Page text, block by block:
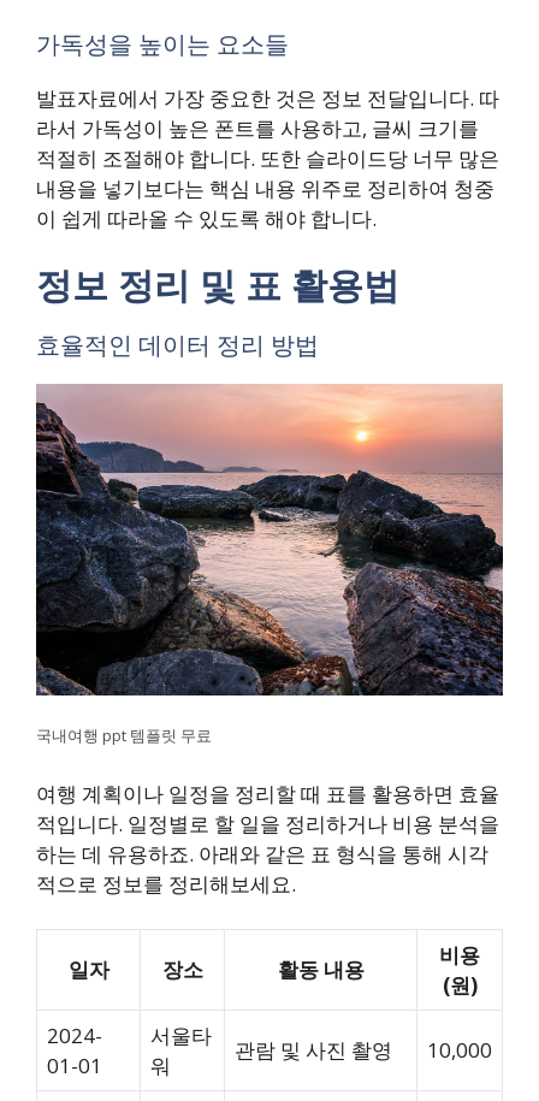
가독성을 높이는 요소들
발표자료에서 가장 중요한 것은 정보 전달입니다. 따
라서 가독성이 높은 폰트를 사용하고, 글씨 크기를
적절히 조절해야 합니다. 또한 슬라이드당 너무 많은
내용을 넣기보다는 핵심 내용 위주로 정리하여 청중
이 쉽게 따라올 수 있도록 해야 합니다.
정보 정리 및 표 활용법
효율적인 데이터 정리 방법
국내여행 ppt 템플릿 무료
여행 계획이나 일정을 정리할 때 표를 활용하면 효율
적입니다. 일정별로 할 일을 정리하거나 비용 분석을
하는 데 유용하죠. 아래와 같은 표 형식을 통해 시각
적으로 정보를 정리해보세요.
일자 장소 활동 내용
비용
(원)
2024-
01-01
서울타
워
관람 및 사진 촬영 10,000